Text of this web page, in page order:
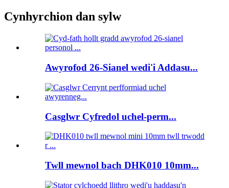
Cynhyrchion dan sylw
Awyrofod 26-Sianel wedi'i Addasu...
Casglwr Cyfredol uchel-perm...
Twll mewnol bach DHK010 10mm...